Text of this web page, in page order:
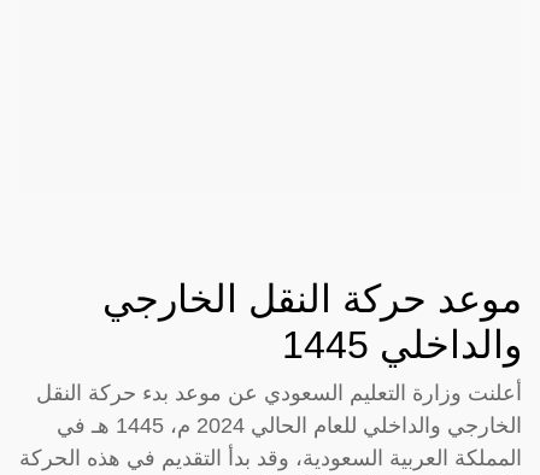
موعد حركة النقل الخارجي
والداخلي 1445
أعلنت وزارة التعليم السعودي عن موعد بدء حركة النقل
الخارجي والداخلي للعام الحالي 2024 م، 1445 هـ في
المملكة العربية السعودية، وقد بدأ التقديم في هذه الحركة